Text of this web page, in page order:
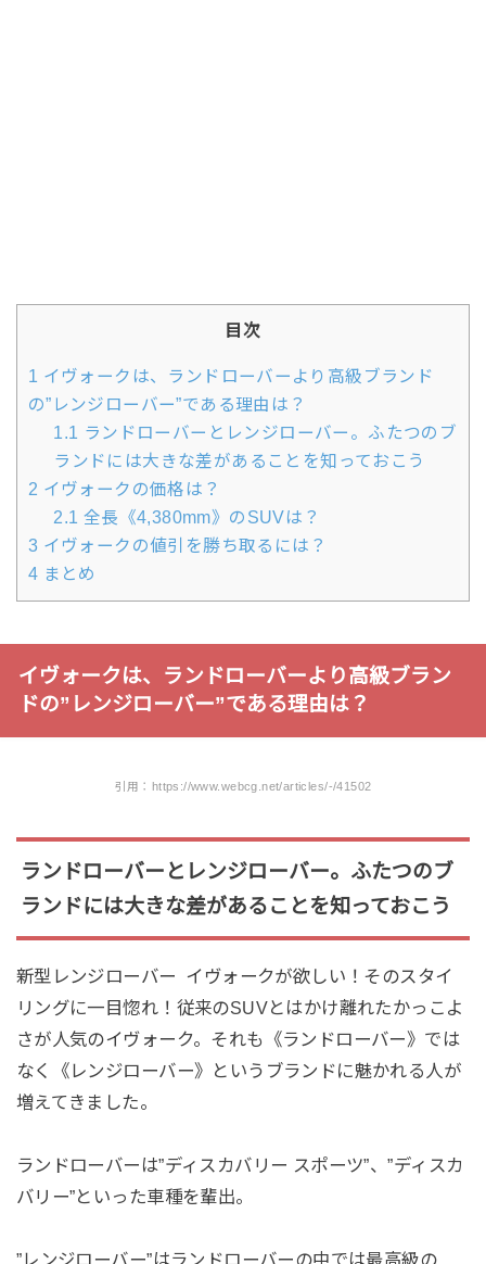
目次
1 イヴォークは、ランドローバーより高級ブランド
の”レンジローバー”である理由は？
1.1 ランドローバーとレンジローバー。ふたつのブ
ランドには大きな差があることを知っておこう
2 イヴォークの価格は？
2.1 全長《4,380mm》のSUVは？
3 イヴォークの値引を勝ち取るには？
4 まとめ
イヴォークは、ランドローバーより高級ブラン
ドの”レンジローバー”である理由は？
引用：https://www.webcg.net/articles/-/41502
ランドローバーとレンジローバー。ふたつのブ
ランドには大きな差があることを知っておこう
新型レンジローバー イヴォークが欲しい！そのスタイ
リングに一目惚れ！従来のSUVとはかけ離れたかっこよ
さが人気のイヴォーク。それも《ランドローバー》では
なく《レンジローバー》というブランドに魅かれる人が
増えてきました。
ランドローバーは”ディスカバリー スポーツ”、”ディスカ
バリー”といった車種を輩出。
”レンジローバー”はランドローバーの中では最高級の